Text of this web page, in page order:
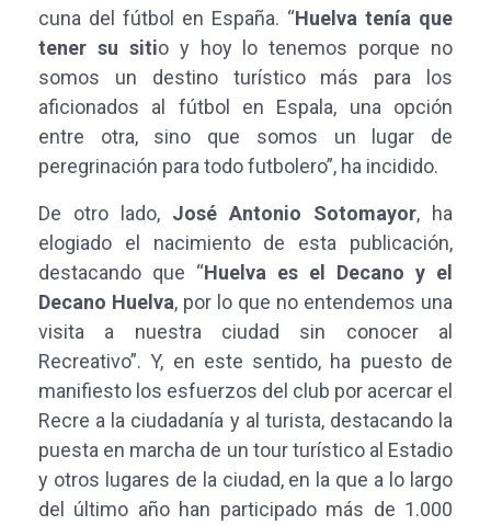
cuna del fútbol en España. “Huelva tenía que
tener su sitio y hoy lo tenemos porque no
somos un destino turístico más para los
aficionados al fútbol en Espala, una opción
entre otra, sino que somos un lugar de
peregrinación para todo futbolero”, ha incidido.
De otro lado, José Antonio Sotomayor, ha
elogiado el nacimiento de esta publicación,
destacando que “Huelva es el Decano y el
Decano Huelva, por lo que no entendemos una
visita a nuestra ciudad sin conocer al
Recreativo”. Y, en este sentido, ha puesto de
manifiesto los esfuerzos del club por acercar el
Recre a la ciudadanía y al turista, destacando la
puesta en marcha de un tour turístico al Estadio
y otros lugares de la ciudad, en la que a lo largo
del último año han participado más de 1.000